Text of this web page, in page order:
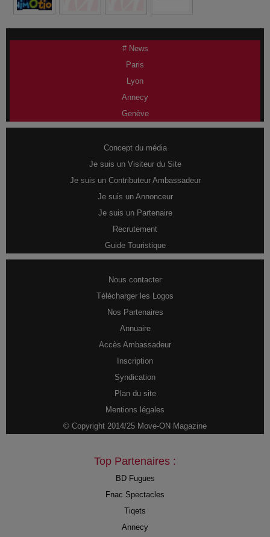
# News
Paris
Lyon
Annecy
Genève
Concept du média
Je suis un Visiteur du Site
Je suis un Contributeur Ambassadeur
Je suis un Annonceur
Je suis un Partenaire
Recrutement
Guide Touristique
Nous contacter
Télécharger les Logos
Nos Partenaires
Annuaire
Accès Ambassadeur
Inscription
Syndication
Plan du site
Mentions légales
© Copyright 2014/25 Move-ON Magazine
Top Partenaires :
BD Fugues
Fnac Spectacles
Tiqets
Annecy